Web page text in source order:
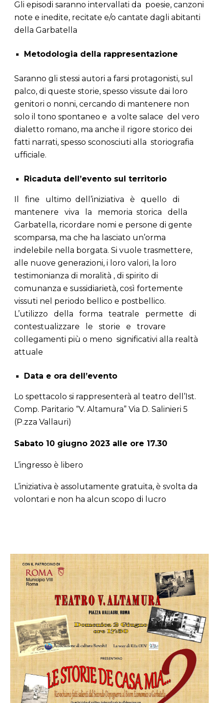
Gli episodi saranno intervallati da poesie, canzoni
note e inedite, recitate e/o cantate dagli abitanti
della Garbatella
Metodologia della rappresentazione
Saranno gli stessi autori a farsi protagonisti, sul
palco, di queste storie, spesso vissute dai loro
genitori o nonni, cercando di mantenere non
solo il tono spontaneo e a volte salace del vero
dialetto romano, ma anche il rigore storico dei
fatti narrati, spesso sconosciuti alla storiografia
ufficiale.
Ricaduta dell’evento sul territorio
Il fine ultimo dell’iniziativa è quello di
mantenere viva la memoria storica della
Garbatella, ricordare nomi e persone di gente
scomparsa, ma che ha lasciato un’orma
indelebile nella borgata. Si vuole trasmettere,
alle nuove generazioni, i loro valori, la loro
testimonianza di moralità , di spirito di
comunanza e sussidiarietà, così fortemente
vissuti nel periodo bellico e postbellico.
L’utilizzo della forma teatrale permette di
contestualizzare le storie e trovare
collegamenti più o meno significativi alla realtà
attuale
Data e ora dell’evento
Lo spettacolo si rappresenterà al teatro dell’Ist.
Comp. Paritario “V. Altamura” Via D. Salinieri 5
(P.zza Vallauri)
Sabato 10 giugno 2023 alle ore 17.30
L’ingresso è libero
L’iniziativa è assolutamente gratuita, è svolta da
volontari e non ha alcun scopo di lucro